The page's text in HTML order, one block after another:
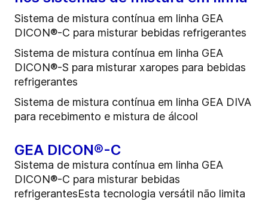
Sistema de mistura contínua em linha GEA
DICON®-C para misturar bebidas refrigerantes
Sistema de mistura contínua em linha GEA
DICON®-S para misturar xaropes para bebidas
refrigerantes
Sistema de mistura contínua em linha GEA DIVA
para recebimento e mistura de álcool
GEA DICON®-C
Sistema de mistura contínua em linha GEA
DICON®-C para misturar bebidas
refrigerantesEsta tecnologia versátil não limita